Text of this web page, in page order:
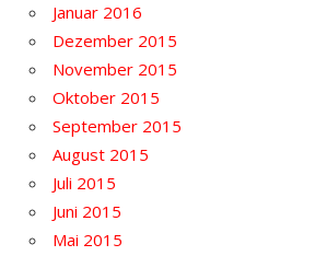
Januar 2016
Dezember 2015
November 2015
Oktober 2015
September 2015
August 2015
Juli 2015
Juni 2015
Mai 2015